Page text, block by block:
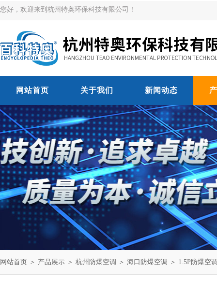
您好，欢迎来到杭州特奥环保科技有限公司！
网站首页 关于我们 新闻动态
网站首页 ＞ 产品展示 ＞ 杭州防爆空调 ＞ 海口防爆空调 ＞ 1.5P防爆空